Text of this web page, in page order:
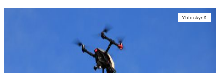
Yhteiskynä